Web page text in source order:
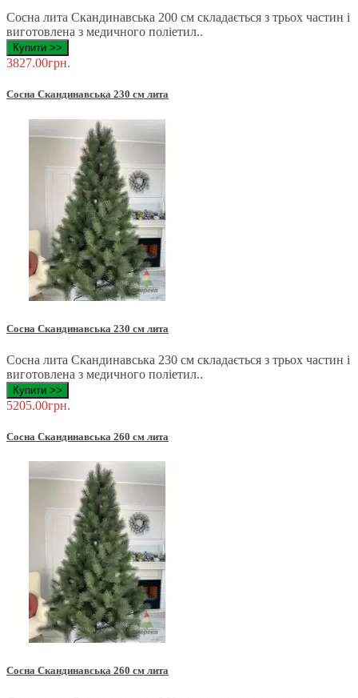
Сосна лита Скандинавська 200 см складається з трьох частин і
виготовлена ​​з медичного поліетил..
Купити >>
3827.00грн.
Сосна Скандинавська 230 см лита
Сосна Скандинавська 230 см лита
Сосна лита Скандинавська 230 см складається з трьох частин і
виготовлена ​​з медичного поліетил..
Купити >>
5205.00грн.
Сосна Скандинавська 260 см лита
Сосна Скандинавська 260 см лита